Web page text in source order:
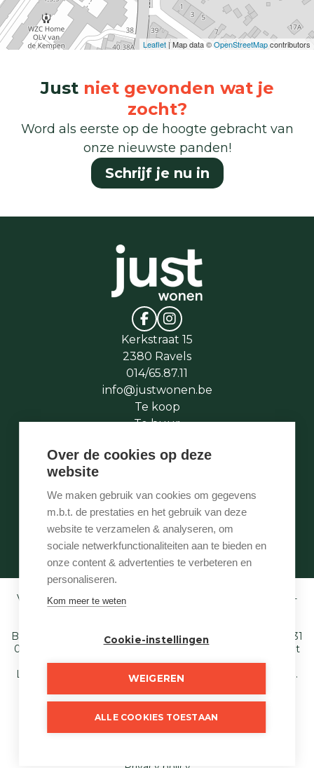
Leaflet| Map data ©OpenStreetMapcontributors
Just niet gevonden wat je
zocht?
Word als eerste op de hoogte gebracht van
onze nieuwste panden!
Schrijf je nu in
Kerkstraat 15
2380 Ravels
014/65.87.11
info@justwonen.be
Te koop
Te huur
Stukje geschiedenis
Onze services
Contact
Te vroeg
Eigenaarslogin
Vastgoedmakelaar-bemiddelaar BIV België BIV 507.005 -
Belgium (polisnr. 730.390.160) - Derdenrekening: BE97 1431
0000 1849. Toezichthoudende autoriteit: Beroepsinstituut
van Vastgoedmakelaars,
Luxemburgstraat 16 B te 1000 Brussel - T. 02 505 38 50 E.
van het BIV.
Over de cookies op deze
website
We maken gebruik van cookies om gegevens
m.b.t. de prestaties en het gebruik van deze
website te verzamelen & analyseren, om
sociale netwerkfunctionaliteiten aan te bieden en
onze content & advertenties te verbeteren en
personaliseren.
Kom meer te weten
Cookie-instellingen
WEIGEREN
ALLE COOKIES TOESTAAN